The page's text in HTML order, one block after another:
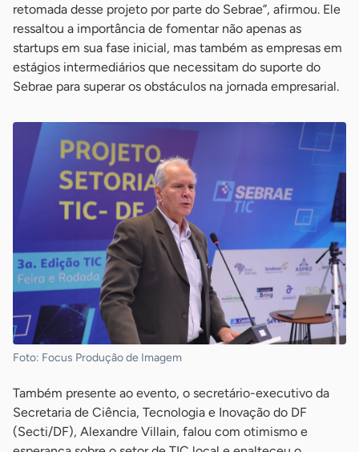
retomada desse projeto por parte do Sebrae”, afirmou. Ele
ressaltou a importância de fomentar não apenas as
startups em sua fase inicial, mas também as empresas em
estágios intermediários que necessitam do suporte do
Sebrae para superar os obstáculos na jornada empresarial.
Foto: Focus Produção de Imagem
Também presente ao evento, o secretário-executivo da
Secretaria de Ciência, Tecnologia e Inovação do DF
(Secti/DF), Alexandre Villain, falou com otimismo e